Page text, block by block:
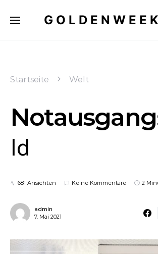
Startseite Welt
ld
681 Ansichten Keine Kommentare 2
admin
7. Mai 2021